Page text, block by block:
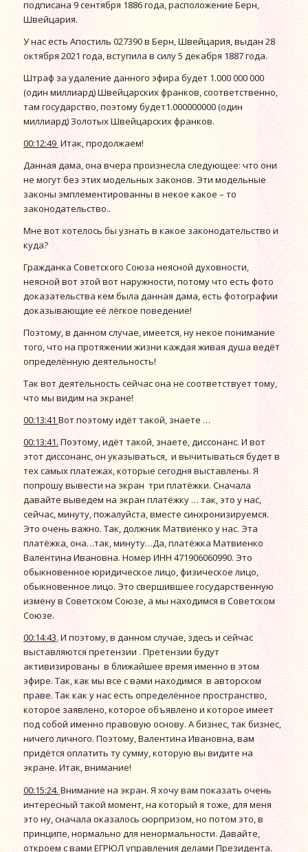
подписана 9 сентября 1886 года, расположение Берн,
Швейцария.
У нас есть Апостиль 027390 в Берн, Швейцария, выдан 28
октября 2021 года, вступила в силу 5 декабря 1887 года.
Штраф за удаление данного эфира будет 1.000 000 000
(один миллиард) Швейцарских франков, соответственно,
там государство, поэтому будет1.000000000 (один
миллиард) Золотых Швейцарских франков.
00:12:49Итак, продолжаем!
Данная дама, она вчера произнесла следующее: что они
не могут без этих модельных законов. Эти модельные
законы эмплементированны в некое какое – то
законодательство..
Мне вот хотелось бы узнать в какое законодательство и
куда?
Гражданка Советского Союза неясной духовности,
неясной вот этой вот наружности, потому что есть фото
доказательства кем была данная дама, есть фотографии
доказывающие её лёгкое поведение!
Поэтому, в данном случае, имеется, ну некое понимание
того, что на протяжении жизни каждая живая душа ведёт
определённую деятельность!
Так вот деятельность сейчас она не соответствует тому,
что мы видим на экране!
00:13:41Вот поэтому идёт такой, знаете …
00:13:41.Поэтому, идёт такой, знаете, диссонанс. И вот
этот диссонанс, он указываться, и вычитываться будет в
тех самых платежах, которые сегодня выставлены. Я
попрошу вывести на экран три платёжки. Сначала
давайте выведем на экран платёжку … так, это у нас,
сейчас, минуту, пожалуйста, вместе синхронизируемся.
Это очень важно. Так, должник Матвиенко у нас. Эта
платёжка, она…так, минуту…Да, платёжка Матвиенко
Валентина Ивановна. Номер ИНН 471906060990. Это
обыкновенное юридическое лицо, физическое лицо,
обыкновенное лицо. Это свершившее государственную
измену в Советском Союзе, а мы находимся в Советском
Союзе.
00:14:43.И поэтому, в данном случае, здесь и сейчас
выставляются претензии . Претензии будут
активизированы в ближайшее время именно в этом
эфире. Так, как мы все с вами находимся в авторском
праве. Так как у нас есть определённое пространство,
которое заявлено, которое объявлено и которое имеет
под собой именно правовую основу. А бизнес, так бизнес,
ничего личного. Поэтому, Валентина Ивановна, вам
придётся оплатить ту сумму, которую вы видите на
экране. Итак, внимание!
00:15:24.Внимание на экран. Я хочу вам показать очень
интересный такой момент, на который я тоже, для меня
это ну, сначала оказалось сюрпризом, но потом это, в
принципе, нормально для ненормальности. Давайте,
откроем с вами ЕГРЮЛ управления делами Президента.